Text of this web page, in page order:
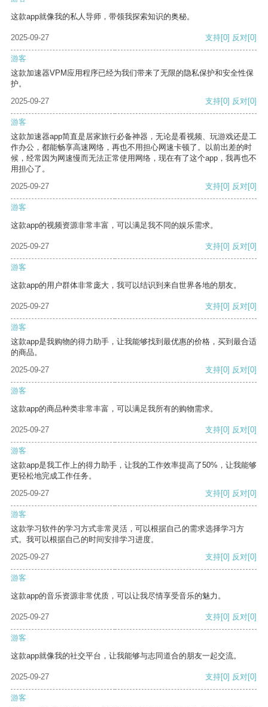
这款app就像我的私人导师，带领我探索知识的奥秘。
2025-09-27 支持[0] 反对[0]
游客
这款加速器VPM应用程序已经为我们带来了无限的隐私保护和安全性保
护。
2025-09-27
支持[0] 反对[0]
游客
这款加速器app简直是居家旅行必备神器，无论是看视频、玩游戏还是工
作办公，都能畅享高速网络，再也不用担心网速卡顿了。以前出差的时
候，经常因为网速慢而无法正常使用网络，现在有了这个app，我再也不
用担心了。
2025-09-27
支持[0] 反对[0]
游客
这款app的视频资源非常丰富，可以满足我不同的娱乐需求。
2025-09-27 支持[0] 反对[0]
游客
这款app的用户群体非常庞大，我可以结识到来自世界各地的朋友。
2025-09-27 支持[0] 反对[0]
游客
这款app是我购物的得力助手，让我能够找到最优惠的价格，买到最合适
的商品。
2025-09-27
支持[0] 反对[0]
游客
这款app的商品种类非常丰富，可以满足我所有的购物需求。
2025-09-27 支持[0] 反对[0]
游客
这款app是我工作上的得力助手，让我的工作效率提高了50%，让我能够
更轻松地完成工作任务。
2025-09-27
支持[0] 反对[0]
游客
这款学习软件的学习方式非常灵活，可以根据自己的需求选择学习方
式。我可以根据自己的时间安排学习进度。
2025-09-27
支持[0] 反对[0]
游客
这款app的音乐资源非常优质，可以让我尽情享受音乐的魅力。
2025-09-27 支持[0] 反对[0]
游客
这款app就像我的社交平台，让我能够与志同道合的朋友一起交流。
2025-09-27 支持[0] 反对[0]
游客